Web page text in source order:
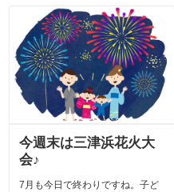
今週末は三津浜花火大
会♪
7月も今日で終わりですね。子ど